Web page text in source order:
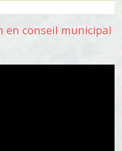
conseil municipal